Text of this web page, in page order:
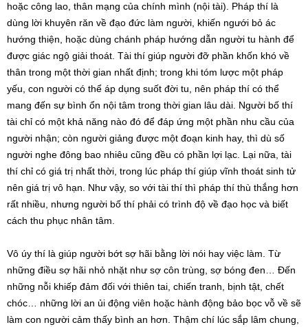
hoặc công lao, thân mạng của chính mình (nội tài). Pháp thí là
dùng lời khuyên răn về đạo đức làm người, khiến ngưới bỏ ác
hướng thiện, hoặc dùng chánh pháp hướng dẫn người tu hành để
được giác ngộ giải thoát. Tài thí giúp người đỡ phần khốn khó về
thân trong một thời gian nhất định; trong khi tóm lược một pháp
yếu, con người có thể áp dụng suốt đời tu, nên pháp thí có thể
mang đến sự bình ổn nội tâm trong thời gian lâu dài. Người bố thí
tài chỉ có một khả năng nào đó để đáp ứng một phần nhu cầu của
người nhận; còn người giảng được một đoạn kinh hay, thì dù số
người nghe đông bao nhiêu cũng đều có phần lợi lạc. Lại nữa, tài
thí chỉ có giá trị nhất thời, trong lúc pháp thí giúp vĩnh thoát sinh tử
nên giá trị vô hạn. Như vậy, so với tài thí thì pháp thí thù thắng hơn
rất nhiều, nhưng người bố thí phải có trình độ về đạo học và biết
cách thu phục nhân tâm.
Vô úy thí là giúp người bớt sợ hãi bằng lời nói hay việc làm. Từ
những điều sợ hãi nhỏ nhặt như sợ côn trùng, sợ bóng đen… Đến
những nỗi khiếp đảm đối với thiên tai, chiến tranh, bịnh tật, chết
chóc… những lời an ủi động viên hoặc hành động bảo bọc vỗ về sẽ
làm con người cảm thấy bình an hơn. Thậm chí lúc sắp lâm chung,